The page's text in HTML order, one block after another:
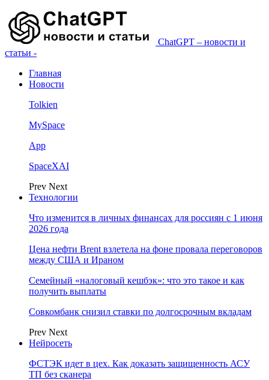
ChatGPT – новости и
статьи -
Главная
Новости
Tolkien
MySpace
App
SpaceXAI
Prev Next
Технологии
Что изменится в личных финансах для россиян с 1 июня
2026 года
Цена нефти Brent взлетела на фоне провала переговоров
между США и Ираном
Семейный «налоговый кешбэк»: что это такое и как
получить выплаты
Совкомбанк снизил ставки по долгосрочным вкладам
Prev Next
Нейросеть
ФСТЭК идет в цех. Как доказать защищенность АСУ
ТП без сканера